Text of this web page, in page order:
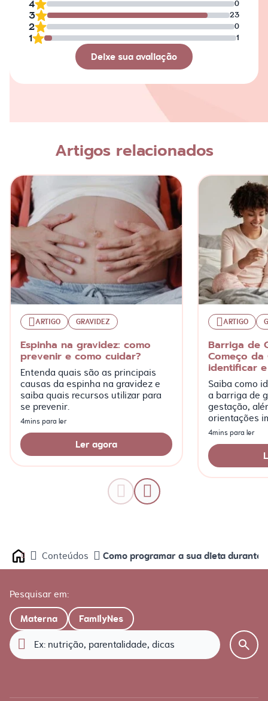
4 0
3 23
2 0
1 1
Deixe sua avaliação
Escreva a sua opinião
Artigos relacionados
ARTIGO GRAVIDEZ
Espinha na gravidez: como
prevenir e como cuidar?
Entenda quais são as principais
causas da espinha na gravidez e
saiba quais recursos utilizar para
se prevenir.
4mins para ler
Ler agora
ARTIGO
Barriga de
Começo da
identificar
Saiba como
a barriga de
gestação,
orientações
mais!
4mins para ler
Home Conteúdos Como programar a sua dieta durante
Pesquisar em:
Materna FamilyNes